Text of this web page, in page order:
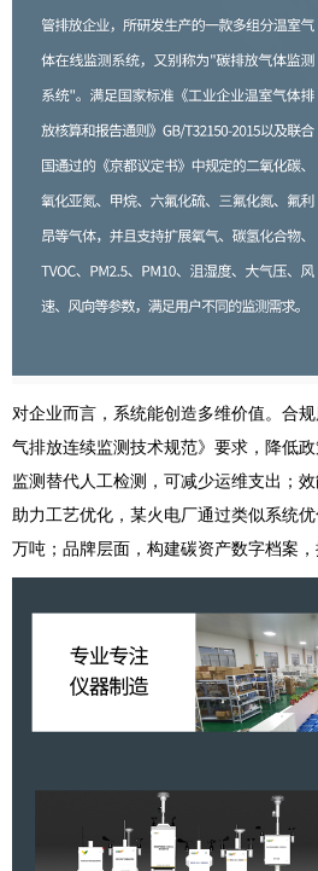
对企业而言，系统能创造多维价值。合
气排放连续监测技术规范》要求，降低
监测替代人工检测，可减少运维支出；
助力工艺优化，某火电厂通过类似系统
万吨；品牌层面，构建碳资产数字档案，